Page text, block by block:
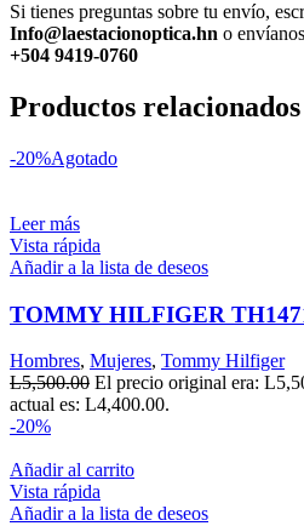
Si tienes preguntas sobre tu envío,
Info@laestacionoptica.hn o
+504 9419-0760
Productos relacionados
-20%Agotado
Leer más
Vista rápida
Añadir a la lista de deseos
TOMMY HILFIGER
Hombres, Mujeres, Tommy Hilfiger
L5,500.00 El precio original era:
actual es: L4,400.00.
-20%
Añadir al carrito
Vista rápida
Añadir a la lista de deseos